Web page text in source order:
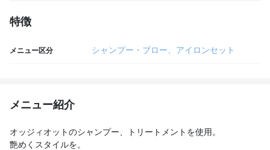
特徴
メニュー区分 シャンプー・ブロー、アイロンセット
メニュー紹介
オッジィオットのシャンプー、トリートメントを使用。
艶めくスタイルを。